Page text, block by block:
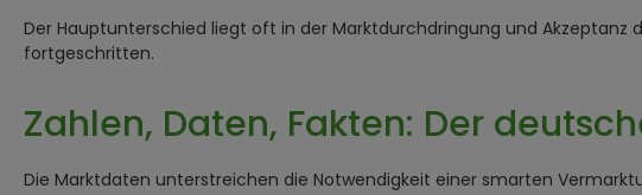
Der Hauptunterschied liegt oft in der Marktdurchdringung und
fortgeschritten.
Zahlen, Daten, Fakten: Der
Die Marktdaten unterstreichen die Notwendigkeit einer smarten